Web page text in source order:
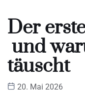
Der
und
täuscht
20. Mai 2026